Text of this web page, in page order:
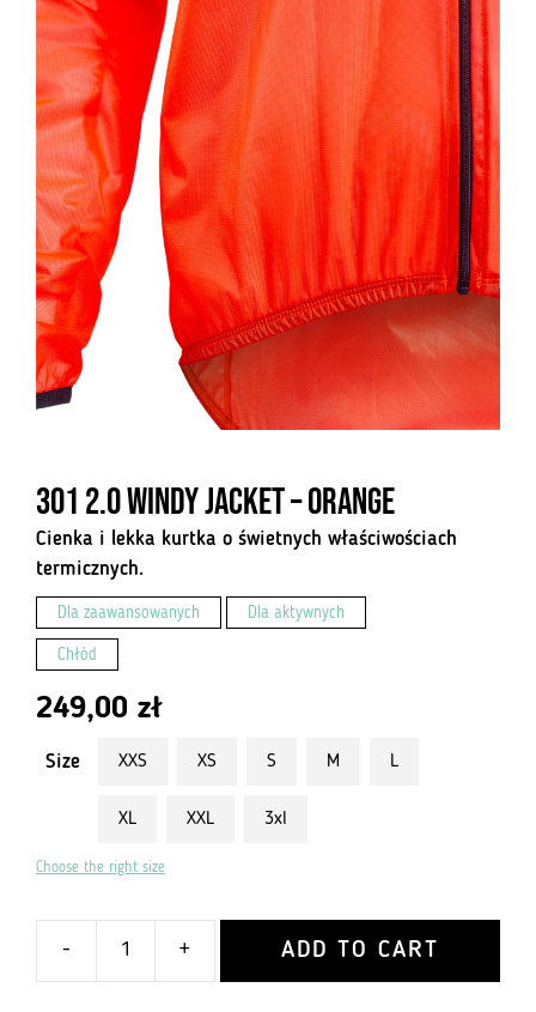
301 2.0 Windy Jacket – Orange
Cienka i lekka kurtka o świetnych właściwościach
termicznych.
Dla zaawansowanych Dla aktywnych
Chłód
249,00 zł
Size XXS XS S M L
XL XXL 3xl
Choose the right size
- + ADD TO CART